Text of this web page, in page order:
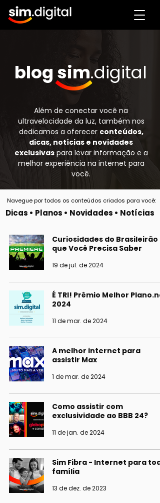
blog sim.digital
Além de conectar você na
ultravelocidade da luz, também nos
dedicamos a oferecer conteúdos,
dicas, notícias e novidades
exclusivaspara levar informação e a
melhor experiência na internet para
você.
Navegue por todos os conteúdos criados para você:
Dicas • Planos • Novidades • Notícias
Curiosidades do Brasileirão
que Você Precisa Saber
19 de jul. de 2024
É TRI! Prêmio Melhor
2024
11 de mar. de 2024
A melhor internet para
assistir Max
1 de mar. de 2024
Como assistir com
exclusividade ao BBB 24?
11 de jan. de 2024
Sim Fibra - Internet para
família
13 de dez. de 2023